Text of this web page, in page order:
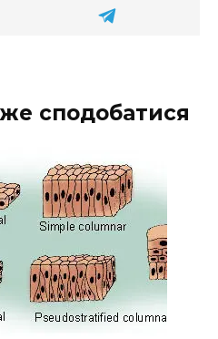
сподобатися